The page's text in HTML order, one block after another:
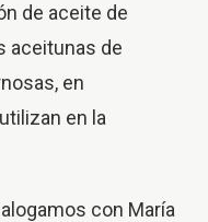
de aceite de
aceitunas de
en
en la
con María